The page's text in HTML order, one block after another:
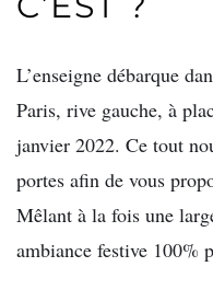
L’enseigne débarque
Paris, rive gauche, à
janvier 2022. Ce tout
portes afin de vous
Mêlant à la fois une
ambiance festive 100%